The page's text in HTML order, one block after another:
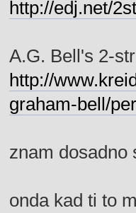
http://edj.net/
A.G. Bell's 2-
http://
graham-bell/
znam dosadno
onda kad ti to